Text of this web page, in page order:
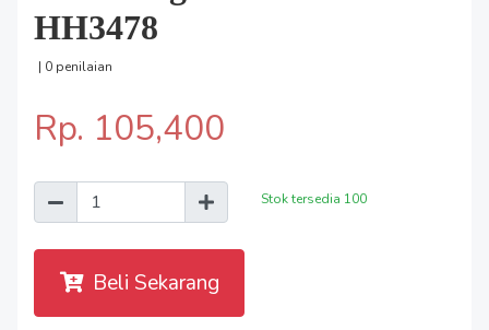
HH3478
| 0 penilaian
Rp. 105,400
Stok tersedia 100
Beli Sekarang